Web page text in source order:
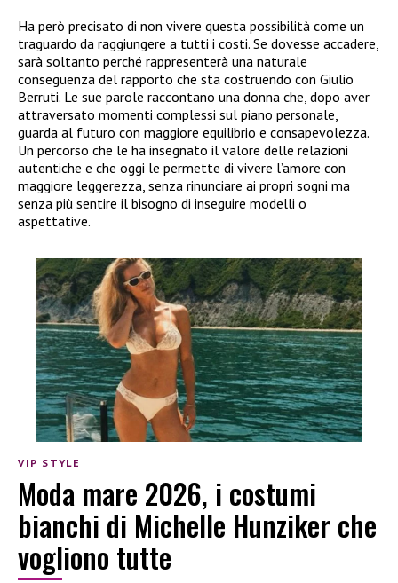
Ha però precisato di non vivere questa possibilità come un
traguardo da raggiungere a tutti i costi. Se dovesse accadere,
sarà soltanto perché rappresenterà una naturale
conseguenza del rapporto che sta costruendo con Giulio
Berruti. Le sue parole raccontano una donna che, dopo aver
attraversato momenti complessi sul piano personale,
guarda al futuro con maggiore equilibrio e consapevolezza.
Un percorso che le ha insegnato il valore delle relazioni
autentiche e che oggi le permette di vivere l’amore con
maggiore leggerezza, senza rinunciare ai propri sogni ma
senza più sentire il bisogno di inseguire modelli o
aspettative.
VIP STYLE
Moda mare 2026, i costumi
bianchi di Michelle Hunziker che
vogliono tutte